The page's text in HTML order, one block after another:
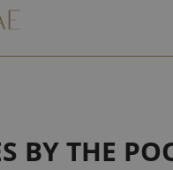
BY THE